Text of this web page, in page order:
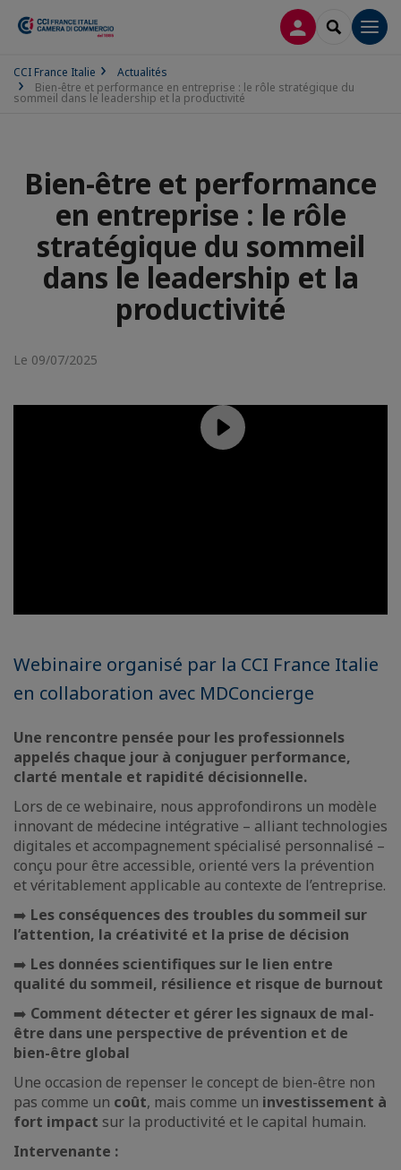
CONNEXION
CCI France Italie
Actualités
Bien-être et performance en entreprise : le rôle stratégique du
sommeil dans le leadership et la productivité
Bien-être et performance
en entreprise : le rôle
stratégique du sommeil
dans le leadership et la
productivité
Le 09/07/2025
Webinaire organisé par la CCI France Italie
en collaboration avec MDConcierge
Une rencontre pensée pour les professionnels
appelés chaque jour à conjuguer performance,
clarté mentale et rapidité décisionnelle.
Lors de ce webinaire, nous approfondirons un modèle
innovant de médecine intégrative – alliant technologies
digitales et accompagnement spécialisé personnalisé –
conçu pour être accessible, orienté vers la prévention
et véritablement applicable au contexte de l’entreprise.
➡️ Les conséquences des troubles du sommeil sur
l’attention, la créativité et la prise de décision
➡️ Les données scientifiques sur le lien entre
qualité du sommeil, résilience et risque de burnout
➡️ Comment détecter et gérer les signaux de mal-
être dans une perspective de prévention et de
bien-être global
Une occasion de repenser le concept de bien-être non
pas comme un coût, mais comme un investissement à
fort impact sur la productivité et le capital humain.
Intervenante :